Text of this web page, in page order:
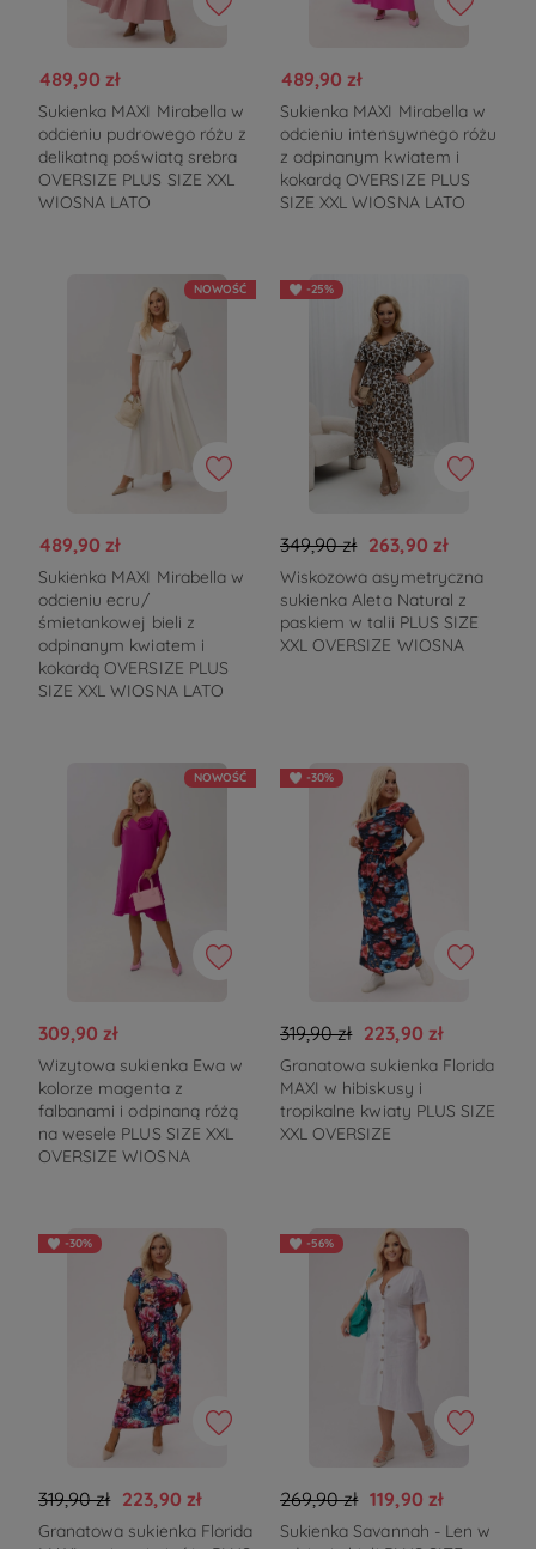
489,90 zł
Sukienka MAXI Mirabella w
odcieniu pudrowego różu z
delikatną poświatą srebra
OVERSIZE PLUS SIZE XXL
WIOSNA LATO
489,90 zł
Sukienka MAXI Mirabella w
odcieniu intensywnego różu
z odpinanym kwiatem i
kokardą OVERSIZE PLUS
SIZE XXL WIOSNA LATO
NOWOŚĆ
489,90 zł
Sukienka MAXI Mirabella w
odcieniu ecru/
śmietankowej bieli z
odpinanym kwiatem i
kokardą OVERSIZE PLUS
SIZE XXL WIOSNA LATO
-25%
349,90 zł 263,90 zł
Wiskozowa asymetryczna
sukienka Aleta Natural z
paskiem w talii PLUS SIZE
XXL OVERSIZE WIOSNA
NOWOŚĆ
309,90 zł
Wizytowa sukienka Ewa w
kolorze magenta z
falbanami i odpinaną różą
na wesele PLUS SIZE XXL
OVERSIZE WIOSNA
-30%
319,90 zł 223,90 zł
Granatowa sukienka Florida
MAXI w hibiskusy i
tropikalne kwiaty PLUS SIZE
XXL OVERSIZE
-30%
319,90 zł 223,90 zł
Granatowa sukienka Florida
-56%
269,90 zł 119,90 zł
Sukienka Savannah - Len w